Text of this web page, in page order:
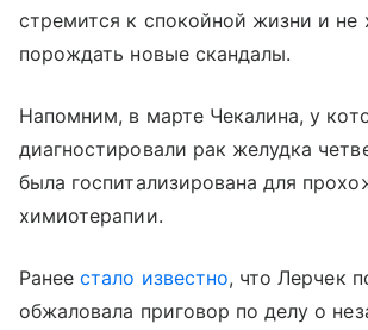
стремится к спокойной жизни и не
порождать новые скандалы.
Напомним, в марте Чекалина, у
диагностировали рак желудка
была госпитализирована для
химиотерапии.
Ранеестало известно, что Лерчек
обжаловала приговор по делу о